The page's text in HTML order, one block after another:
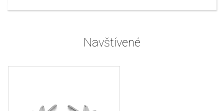
Navštívené